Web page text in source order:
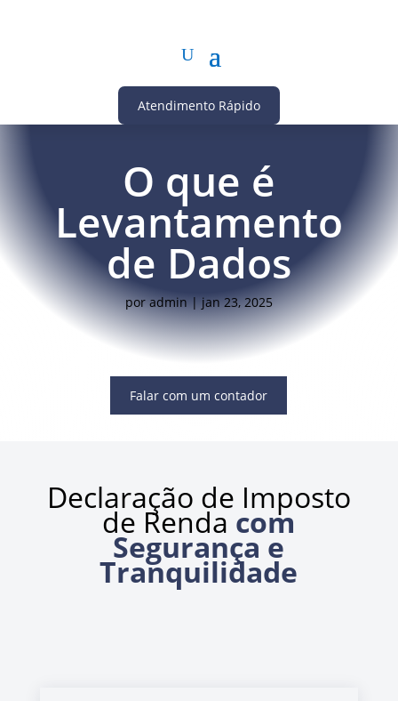
Atendimento Rápido
O que é
Levantamento
de Dados
poradmin|jan 23, 2025
Falar com um contador
Declaração de Imposto
de Renda com
Segurança e
Tranquilidade